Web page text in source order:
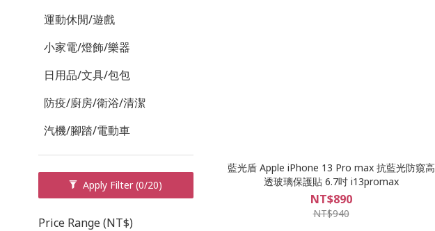
運動休閒/遊戲
小家電/燈飾/樂器
日用品/文具/包包
防疫/廚房/衛浴/清潔
汽機/腳踏/電動車
Apply Filter(0/20)
Price Range (NT$)
藍光盾 Apple iPhone 13 Pro max 抗藍光防窺高
透玻璃保護貼 6.7吋 i13promax
NT$890
NT$940